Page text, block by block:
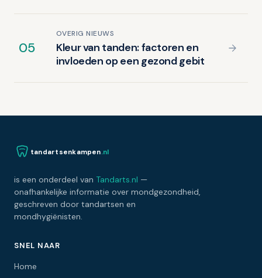
05
OVERIG NIEUWS
Kleur van tanden: factoren en
invloeden op een gezond gebit
tandartsenkampen.nl
is een onderdeel van Tandarts.nl —
onafhankelijke informatie over mondgezondheid,
geschreven door tandartsen en
mondhygiënisten.
SNEL NAAR
Home